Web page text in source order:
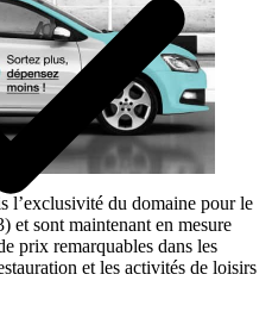
l’exclusivité du domaine pour le
et sont maintenant en mesure
prix remarquables dans les
et les activités de loisirs